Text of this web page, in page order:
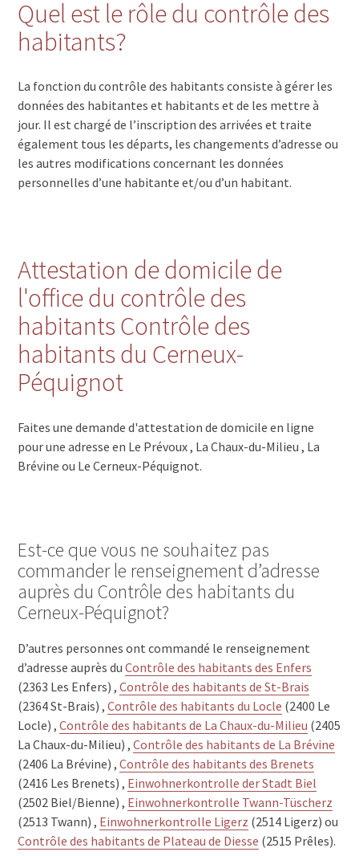
Quel est le rôle du contrôle des
habitants?
La fonction du contrôle des habitants consiste à gérer les
données des habitantes et habitants et de les mettre à
jour. Il est chargé de l’inscription des arrivées et traite
également tous les départs, les changements d’adresse ou
les autres modifications concernant les données
personnelles d’une habitante et/ou d’un habitant.
Attestation de domicile de
l'office du contrôle des
habitants Contrôle des
habitants du Cerneux-
Péquignot
Faites une demande d'attestation de domicile en ligne
pour une adresse en Le Prévoux , La Chaux-du-Milieu , La
Brévine ou Le Cerneux-Péquignot.
Est-ce que vous ne souhaitez pas
commander le renseignement d’adresse
auprès du Contrôle des habitants du
Cerneux-Péquignot?
D’autres personnes ont commandé le renseignement
d’adresse auprès duContrôle des habitants des Enfers
(2363 Les Enfers) ,Contrôle des habitants de St-Brais
(2364 St-Brais) ,Contrôle des habitants du Locle (2400 Le
Locle) ,Contrôle des habitants de La Chaux-du-Milieu (2405
La Chaux-du-Milieu) ,Contrôle des habitants de La Brévine
(2406 La Brévine) ,Contrôle des habitants des Brenets
(2416 Les Brenets) , Einwohnerkontrolle der Stadt Biel
(2502 Biel/Bienne) , Einwohnerkontrolle Twann-Tüscherz
(2513 Twann) , Einwohnerkontrolle Ligerz (2514 Ligerz) ou
Contrôle des habitants de Plateau de Diesse (2515 Prêles).